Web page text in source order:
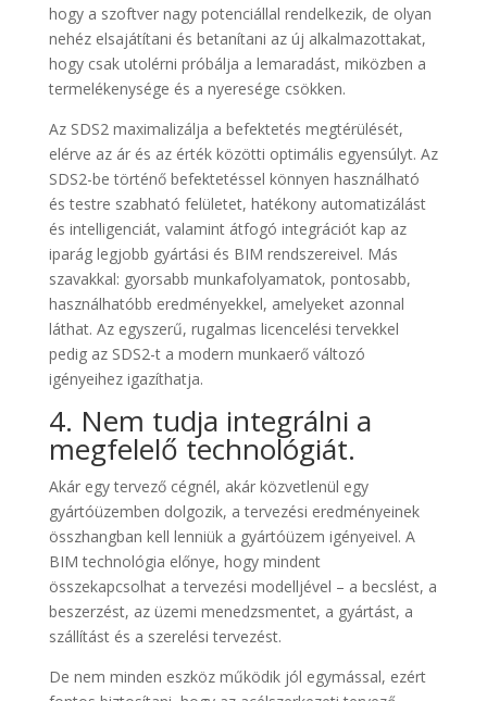
hogy a szoftver nagy potenciállal rendelkezik, de olyan
nehéz elsajátítani és betanítani az új alkalmazottakat,
hogy csak utolérni próbálja a lemaradást, miközben a
termelékenysége és a nyeresége csökken.
Az SDS2 maximalizálja a befektetés megtérülését,
elérve az ár és az érték közötti optimális egyensúlyt. Az
SDS2-be történő befektetéssel könnyen használható
és testre szabható felületet, hatékony automatizálást
és intelligenciát, valamint átfogó integrációt kap az
iparág legjobb gyártási és BIM rendszereivel. Más
szavakkal: gyorsabb munkafolyamatok, pontosabb,
használhatóbb eredményekkel, amelyeket azonnal
láthat. Az egyszerű, rugalmas licencelési tervekkel
pedig az SDS2-t a modern munkaerő változó
igényeihez igazíthatja.
4. Nem tudja integrálni a
megfelelő technológiát.
Akár egy tervező cégnél, akár közvetlenül egy
gyártóüzemben dolgozik, a tervezési eredményeinek
összhangban kell lenniük a gyártóüzem igényeivel. A
BIM technológia előnye, hogy mindent
összekapcsolhat a tervezési modelljével – a becslést, a
beszerzést, az üzemi menedzsmentet, a gyártást, a
szállítást és a szerelési tervezést.
De nem minden eszköz működik jól egymással, ezért